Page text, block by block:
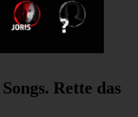
Rette das